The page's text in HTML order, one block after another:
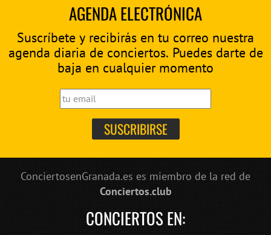
AGENDA ELECTRÓNICA
Suscríbete y recibirás en tu correo nuestra
agenda diaria de conciertos. Puedes darte de
baja en cualquier momento
ConciertosenGranada.es es miembro de la red de
Conciertos.club
CONCIERTOS EN: